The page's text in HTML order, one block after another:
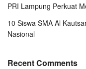
PRI Lampung Perkuat
10 Siswa SMA Al
Nasional
Recent Comments